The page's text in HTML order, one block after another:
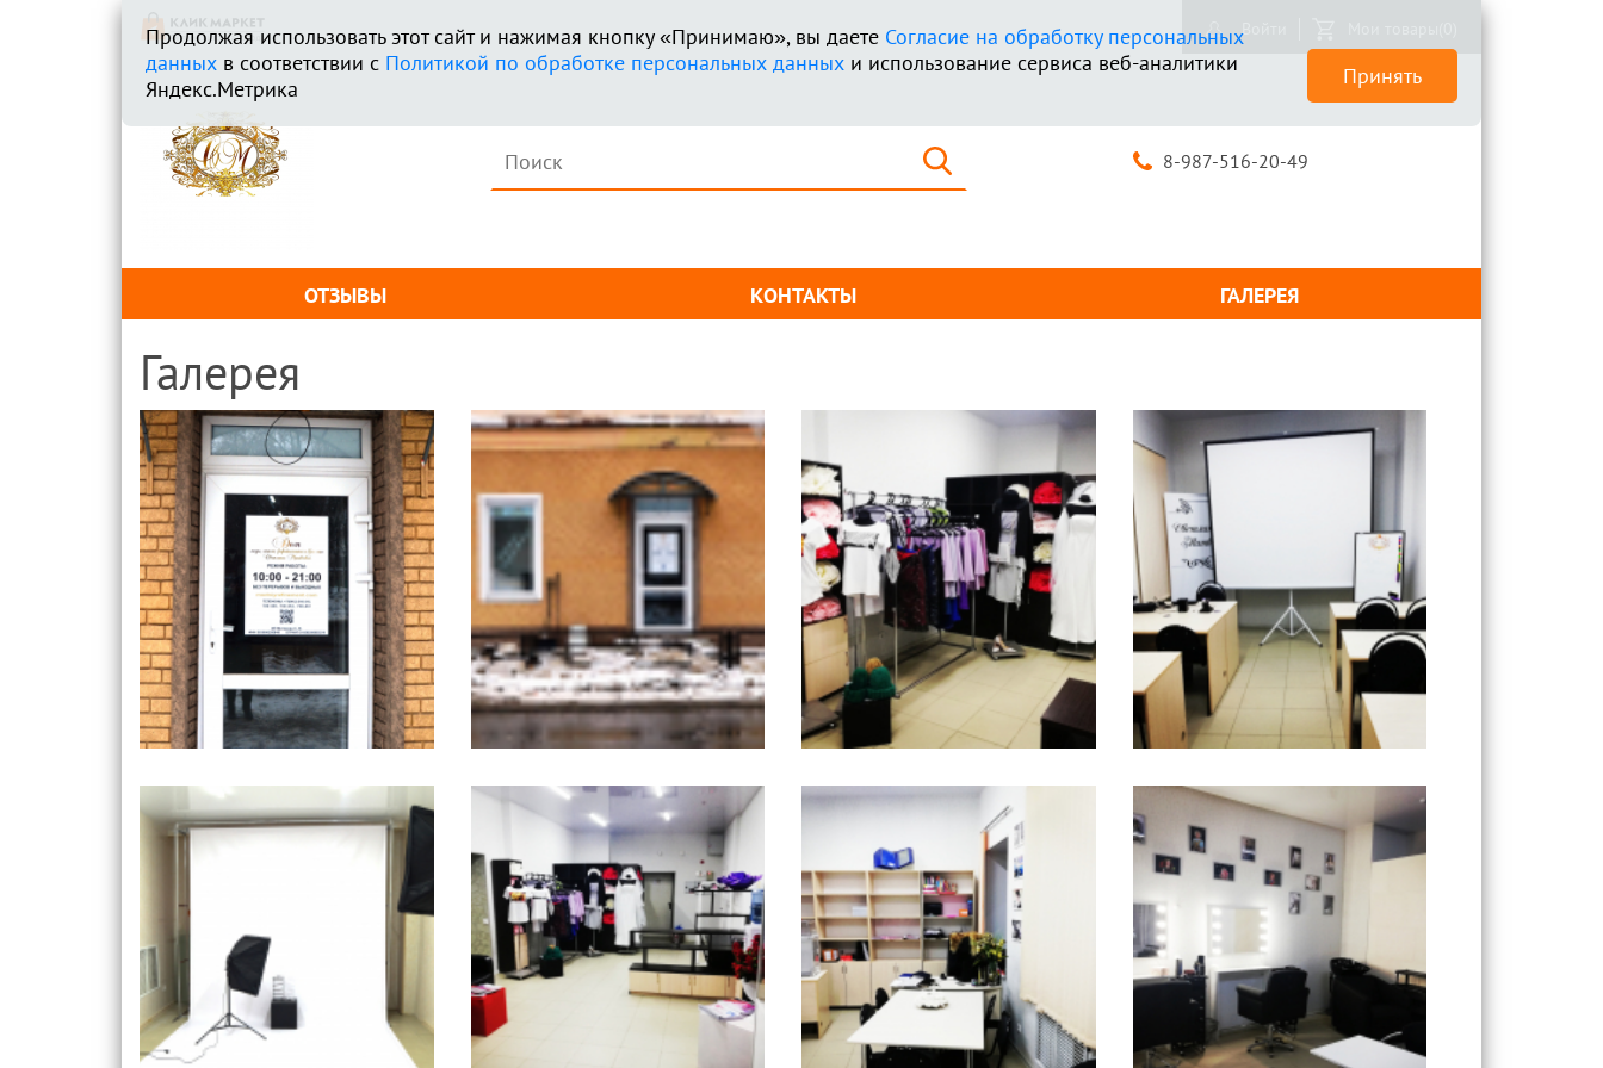
Войти
Найти 8-987-516-20-49
ОТЗЫВЫ КОНТАКТЫ ГАЛЕРЕЯ
Продолжая использовать этот сайт и нажимая кнопку «Принимаю», вы даете Согласие на обработку персональных
данных в соответствии с Политикой по обработке персональных данных и использование сервиса веб-аналитики
Яндекс.Метрика
Принять
Галерея